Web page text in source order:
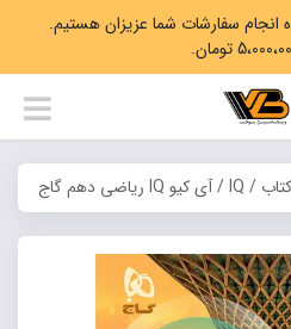
۱۸ مرداد ۱۴۰۵ آماده انجام سفارشات شما عزیزان هستیم.
/
IQ/ آی کیو IQ ریاضی دهم گاج